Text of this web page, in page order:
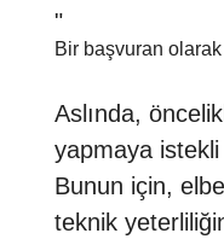
"
Bir başvuran
Aslında,
yapmaya istekli
Bunun için,
teknik